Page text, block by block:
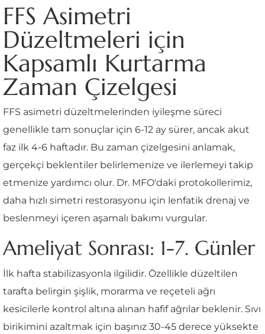
FFS Asimetri
Düzeltmeleri için
Kapsamlı Kurtarma
Zaman Çizelgesi
FFS asimetri düzeltmelerinden iyileşme süreci
genellikle tam sonuçlar için 6-12 ay sürer, ancak akut
faz ilk 4-6 haftadır. Bu zaman çizelgesini anlamak,
gerçekçi beklentiler belirlemenize ve ilerlemeyi takip
etmenize yardımcı olur. Dr. MFO'daki protokollerimiz,
daha hızlı simetri restorasyonu için lenfatik drenaj ve
beslenmeyi içeren aşamalı bakımı vurgular.
Ameliyat Sonrası: 1-7. Günler
İlk hafta stabilizasyonla ilgilidir. Özellikle düzeltilen
tarafta belirgin şişlik, morarma ve reçeteli ağrı
kesicilerle kontrol altına alınan hafif ağrılar beklenir. Sıvı
birikimini azaltmak için başınız 30-45 derece yüksekte